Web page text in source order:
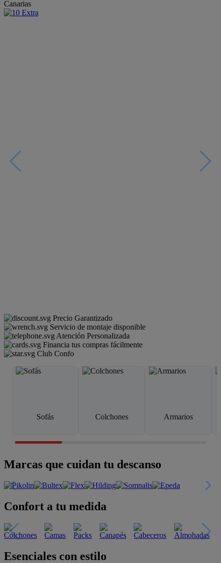
Canarias
Precio Garantizado
Servicio de montaje disponible
Atención Personalizada
Financia tus compras fácilmente
Club Confo
Sofás Colchones Armarios
Marcas que cuidan tu descanso
Confort a tu medida
Esenciales con estilo